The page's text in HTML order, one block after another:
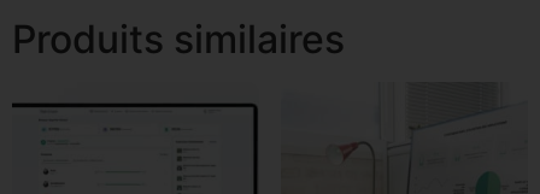
Produits similaires